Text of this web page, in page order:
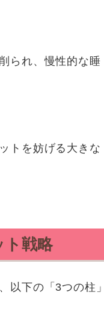
られ、慢性的な睡
トを妨げる大きな
ト戦略
以下の「3つの柱」